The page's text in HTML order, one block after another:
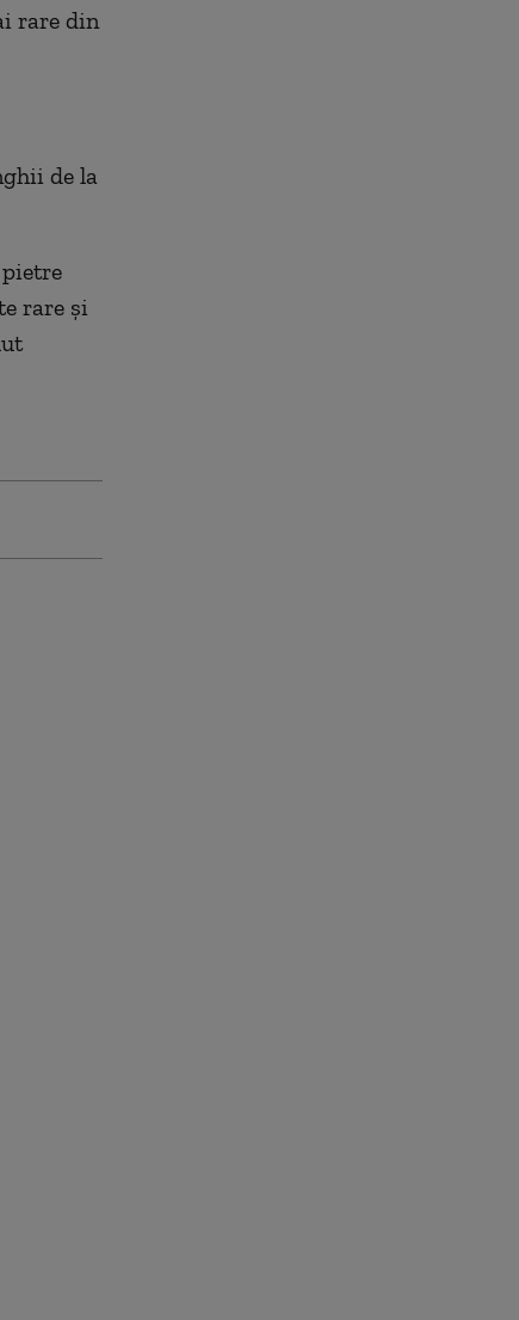
rare din
de la
rare şi